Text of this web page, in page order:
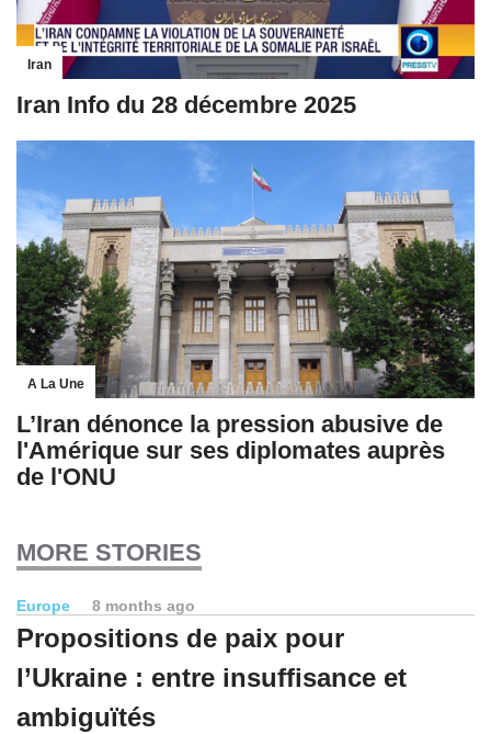
Iran
Iran Info du 28 décembre 2025
A La Une
L’Iran dénonce la pression abusive de
l'Amérique sur ses diplomates auprès
de l'ONU
MORE STORIES
Europe 8 months ago
Propositions de paix pour
l’Ukraine : entre insuffisance et
ambiguïtés